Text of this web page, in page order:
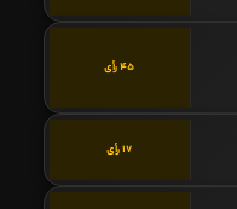
45 رأی
17 رأی